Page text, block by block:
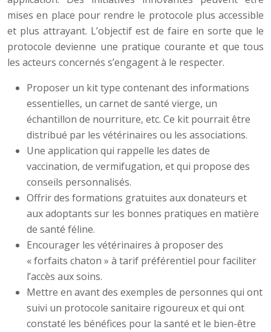
mises en place pour rendre le protocole plus accessible
et plus attrayant. L’objectif est de faire en sorte que le
protocole devienne une pratique courante et que tous
les acteurs concernés s’engagent à le respecter.
Proposer un kit type contenant des informations
essentielles, un carnet de santé vierge, un
échantillon de nourriture, etc. Ce kit pourrait être
distribué par les vétérinaires ou les associations.
Une application qui rappelle les dates de
vaccination, de vermifugation, et qui propose des
conseils personnalisés.
Offrir des formations gratuites aux donateurs et
aux adoptants sur les bonnes pratiques en matière
de santé féline.
Encourager les vétérinaires à proposer des
« forfaits chaton » à tarif préférentiel pour faciliter
l’accès aux soins.
Mettre en avant des exemples de personnes qui ont
suivi un protocole sanitaire rigoureux et qui ont
constaté les bénéfices pour la santé et le bien-être